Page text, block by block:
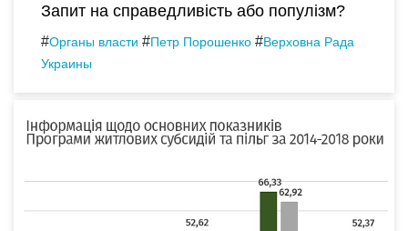
Запит на справедливість або популізм?
#Органы власти #Петр Порошенко #Верховна Рада
Украины